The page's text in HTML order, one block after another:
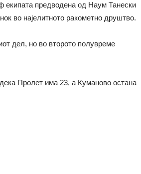
екипата предводена од Наум Танески
во најелитното ракометно друштво.
дел, но во второто полувреме
Пролет има 23, а Куманово остана